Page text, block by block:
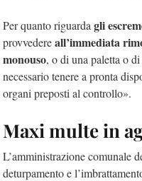
Per quanto riguarda gli
provvedereall’immediata
monouso, o di una paletta o
necessario tenere a pronta
organi preposti al controllo».
Maxi multe in
L’amministrazione comunale
deturpamento e